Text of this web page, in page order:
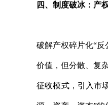
四、制度破冰：产
破解产权碎片化“
价值，但分散、复
征收模式，引入市